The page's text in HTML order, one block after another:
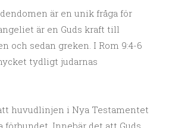
är en unik fråga för
är en Guds kraft till
och sedan greken. I Rom 9:4-6
tydligt judarnas
huvudlinjen i Nya Testamentet
förbundet. Innebär det att Guds